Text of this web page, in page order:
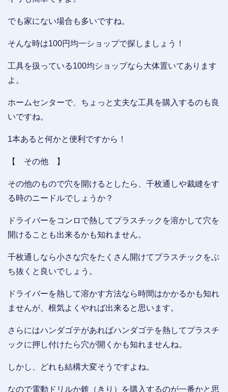
でも家にない場合も多いですね。
そんな時は100円均一ショップで探しましょう！
工具を扱っている100均ショップなら大体置いてあります
よ。
ホームセンターで、ちょっと丈夫な工具を購入するのも良
いですね。
1本あると何かと便利ですから！
【 その他 】
その他のもので穴を開けるとしたら、千枚通しや裁縫をす
る時のニードルでしょうか？
ドライバーをコンロで熱してプラスチックを溶かして穴を
開けることも出来るかも知れません。
千枚通しなら小さな穴をたくさん開けてプラスチックをぶ
ち抜くと良いでしょう。
ドライバーを熱して溶かす方法なら時間はかかるかも知れ
ませんが、根気よくやれば出来ると思います。
さらにはハンダゴテがあればハンダゴテを熱してプラスチ
ックに押し付けたら穴が開くかも知れませんね。
しかし、どれも結構大変そうですよね。
なので電動ドリルか錐（きり）を購入するのが一番かと思